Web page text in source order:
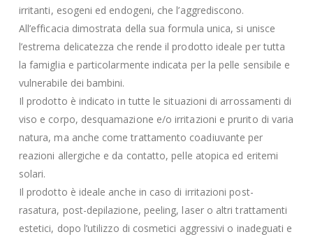
irritanti, esogeni ed endogeni, che l’aggrediscono.
All’efficacia dimostrata della sua formula unica, si unisce
l’estrema delicatezza che rende il prodotto ideale per tutta
la famiglia e particolarmente indicata per la pelle sensibile e
vulnerabile dei bambini.
Il prodotto è indicato in tutte le situazioni di arrossamenti di
viso e corpo, desquamazione e/o irritazioni e prurito di varia
natura, ma anche come trattamento coadiuvante per
reazioni allergiche e da contatto, pelle atopica ed eritemi
solari.
Il prodotto è ideale anche in caso di irritazioni post-
rasatura, post-depilazione, peeling, laser o altri trattamenti
estetici, dopo l’utilizzo di cosmetici aggressivi o inadeguati e